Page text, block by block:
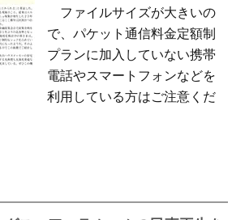
ファイルサイズが大きいの
で、パケット通信料金定額制
プランに加入していない携帯
電話やスマートフォンなどを
利用している方はご注意くだ